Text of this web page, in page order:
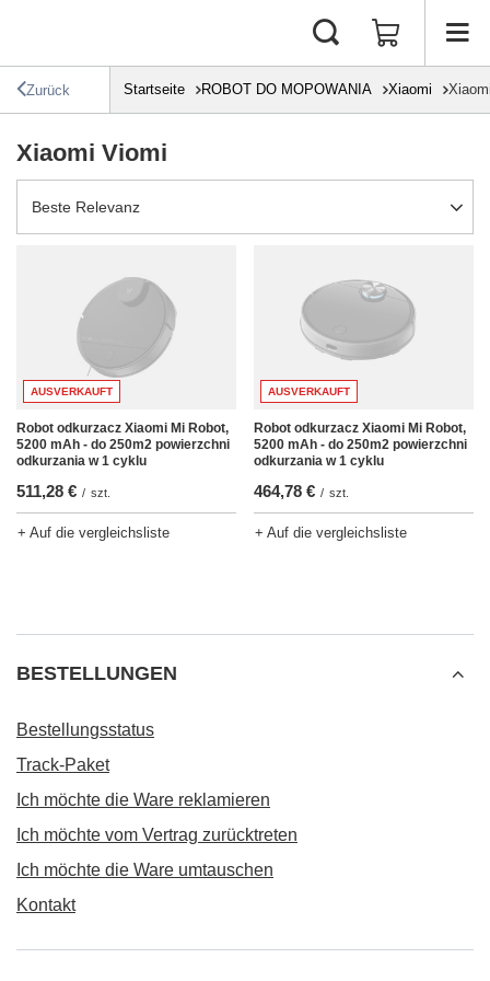
Zurück Startseite ROBOT DO MOPOWANIA Xiaomi
Xiaomi Viomi
Sortierung ändern
Beste Relevanz
AUSVERKAUFT
Robot odkurzacz Xiaomi Mi Robot,
5200 mAh - do 250m2 powierzchni
odkurzania w 1 cyklu
511,28 € / szt.
+ Auf die vergleichsliste
AUSVERKAUFT
Robot odkurzacz Xiaomi Mi Robot,
5200 mAh - do 250m2 powierzchni
odkurzania w 1 cyklu
464,78 € / szt.
+ Auf die vergleichsliste
BESTELLUNGEN
Bestellungsstatus
Track-Paket
Ich möchte die Ware reklamieren
Ich möchte vom Vertrag zurücktreten
Ich möchte die Ware umtauschen
Kontakt